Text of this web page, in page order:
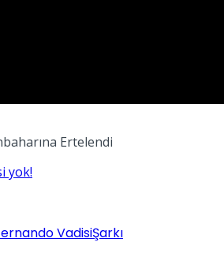
Ertelendi
yok!
VadisiŞarkı